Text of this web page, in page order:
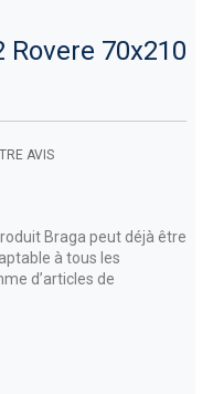
70x210
AVIS
Braga peut déjà être
à tous les
d’articles de